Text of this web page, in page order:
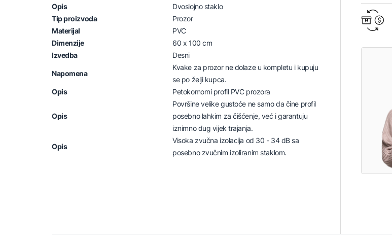
Opis
Dvoslojno staklo
Tip proizvoda
Prozor
Materijal
PVC
Dimenzije
60 x 100 cm
Izvedba
Desni
Napomena
Kvake za prozor ne dolaze u kompletu i kupuju
se po želji kupca.
Opis
Petokomorni profil PVC prozora
Opis
Površine velike gustoće ne samo da čine profil
posebno lahkim za čišćenje, već i garantuju
iznimno dug vijek trajanja.
Opis
Visoka zvučna izolacija od 30 - 34 dB sa
posebno zvučnim izoliranim staklom.